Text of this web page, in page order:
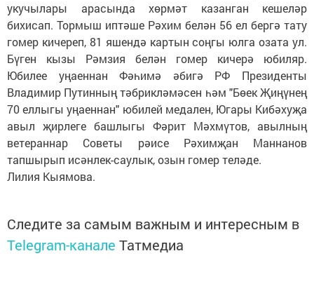
укучылары арасында хөрмәт казанган кешеләр
бихисап. Тормыш иптәше Рәхим белән 56 ел бергә тату
гомер кичереп, 81 яшендә картын соңгы юлга озата ул.
Бүген кызы Рәмзия белән гомер кичерә юбиляр.
Юбилее уңаеннан Фәһимә әбигә РФ Президенты
Владимир Путинның тәбрикләмәсен һәм "Бөек Җиңүнең
70 еллыгы уңаеннан" юбилей медален, Югары Кибәхуҗа
авыл җирлеге башлыгы Фәрит Мәхмүтов, авылның
ветераннар Советы рәисе Рәхимҗан Маннанов
тапшырып исәнлек-саулык, озын гомер теләде.
Лилия Кыямова.
Следите за самым важным и интересным в
Telegram-канале Татмедиа